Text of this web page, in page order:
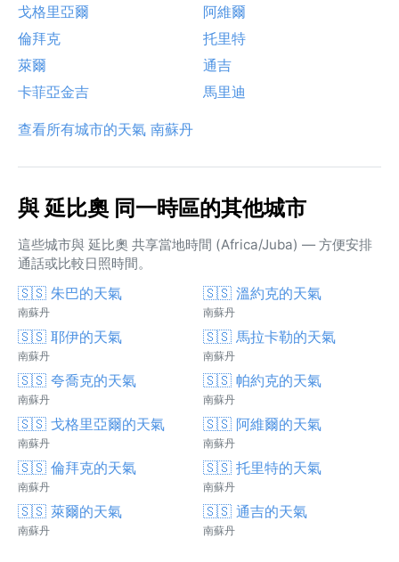
戈格里亞爾
阿維爾
倫拜克
托里特
萊爾
通吉
卡菲亞金吉
馬里迪
查看所有城市的天氣 南蘇丹
與 延比奧 同一時區的其他城市
這些城市與 延比奧 共享當地時間 (Africa/Juba) — 方便安排
通話或比較日照時間。
🇸🇸 朱巴的天氣
南蘇丹
🇸🇸 溫約克的天氣
南蘇丹
🇸🇸 耶伊的天氣
南蘇丹
🇸🇸 馬拉卡勒的天氣
南蘇丹
🇸🇸 夸喬克的天氣
南蘇丹
🇸🇸 帕約克的天氣
南蘇丹
🇸🇸 戈格里亞爾的天氣
南蘇丹
🇸🇸 阿維爾的天氣
南蘇丹
🇸🇸 倫拜克的天氣
南蘇丹
🇸🇸 托里特的天氣
南蘇丹
🇸🇸 萊爾的天氣
南蘇丹
🇸🇸 通吉的天氣
南蘇丹